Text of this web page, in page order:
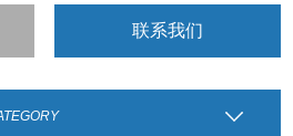
联系我们